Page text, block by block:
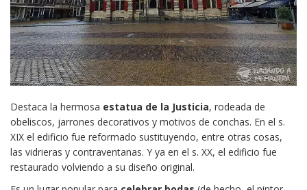
Destaca la hermosa estatua de la Justicia, rodeada de
obeliscos, jarrones decorativos y motivos de conchas. En el s.
XIX el edificio fue reformado sustituyendo, entre otras cosas,
las vidrieras y contraventanas. Y ya en el s. XX, el edificio fue
restaurado volviendo a su diseño original.